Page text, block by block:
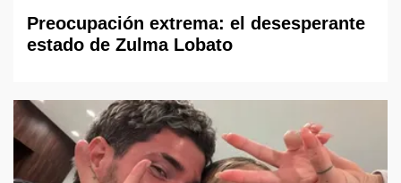
Preocupación extrema: el desesperante
estado de Zulma Lobato